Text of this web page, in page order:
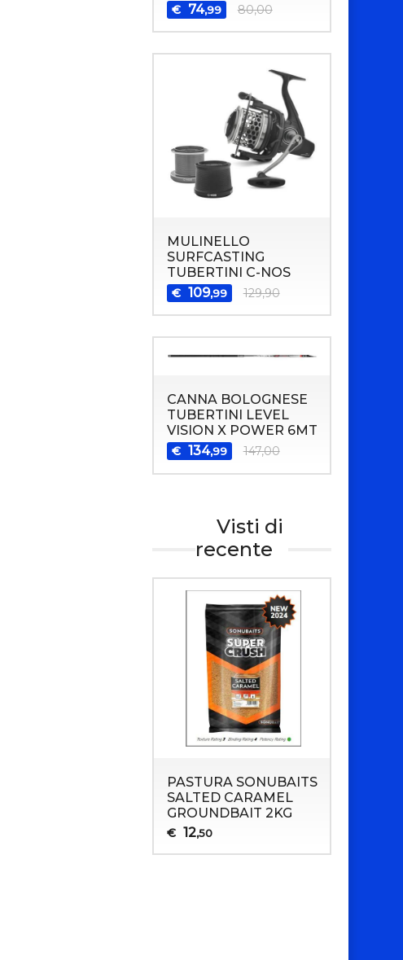
€ 74,99 80,00
MULINELLO
SURFCASTING
TUBERTINI C-NOS
€ 109,99 129,90
CANNA BOLOGNESE
TUBERTINI LEVEL
VISION X POWER 6MT
€ 134,99 147,00
Visti di
recente
PASTURA SONUBAITS
SALTED CARAMEL
GROUNDBAIT 2KG
€ 12,50